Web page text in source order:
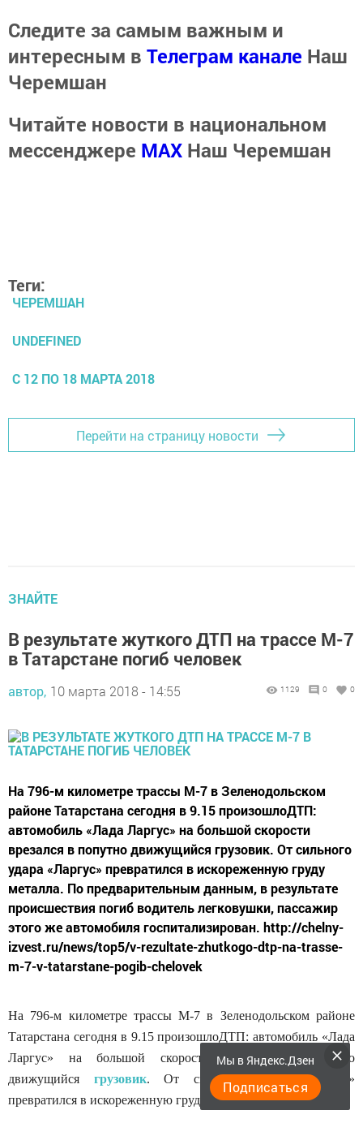
Следите за самым важным и
интересным в Телеграм канале Наш
Черемшан
Читайте новости в национальном
мессенджере MАХ Наш Черемшан
Теги:
ЧЕРЕМШАН
UNDEFINED
С 12 ПО 18 МАРТА 2018
Перейти на страницу новости
ЗНАЙТЕ
В результате жуткого ДТП на трассе М-7
в Татарстане погиб человек
автор, 10 марта 2018 - 14:55 1129 0 0
На 796-м километре трассы М-7 в Зеленодольском
районе Татарстана сегодня в 9.15 произошлоДТП:
автомобиль «Лада Ларгус» на большой скорости
врезался в попутно движущийся грузовик. От сильного
удара «Ларгус» превратился в искореженную груду
металла. По предварительным данным, в результате
происшествия погиб водитель легковушки, пассажир
этого же автомобиля госпитализирован. http://chelny-
izvest.ru/news/top5/v-rezultate-zhutkogo-dtp-na-trasse-
m-7-v-tatarstane-pogib-chelovek
На 796-м километре трассы М-7 в Зеленодольском районе
Татарстана сегодня в 9.15 произошлоДТП: автомобиль «Лада
Ларгус» на большой скорости врезался в попутно
движущийся грузовик. От сильного удара «Ларгус»
превратился в искореженную груду металла.
Мы в Яндекс.Дзен
Подписаться